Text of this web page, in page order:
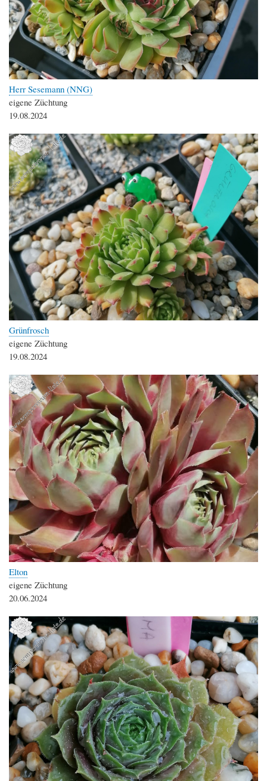
Herr Sesemann (NNG)
eigene Züchtung
19.08.2024
Grünfrosch
eigene Züchtung
19.08.2024
Elton
eigene Züchtung
20.06.2024